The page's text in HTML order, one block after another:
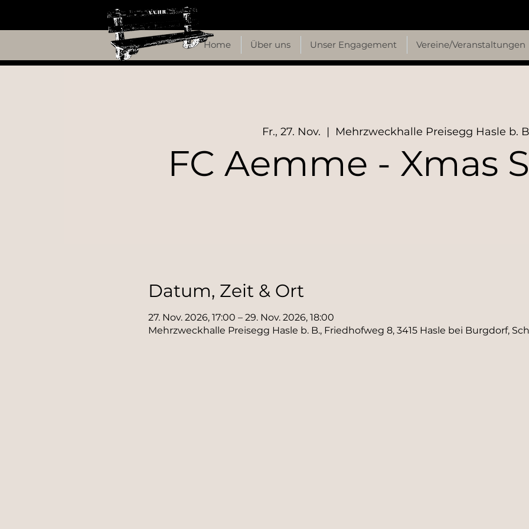
Home Über uns Unser Engagement Vereine/Veranstaltungen
Fr., 27. Nov.
  |
Mehrzweckhalle Preisegg Hasle b.
FC Aemme - Xmas
Datum, Zeit & Ort
27. Nov. 2026, 17:00 – 29. Nov. 2026, 18:00
Mehrzweckhalle Preisegg Hasle b. B., Friedhofweg 8, 3415 Hasle bei Burgdorf,